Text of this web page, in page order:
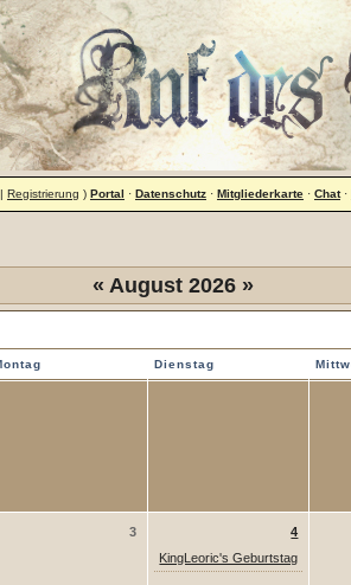
| Registrierung ) Portal · Datenschutz· Mitgliederkarte· Chat·
« August 2026 »
Dienstag
3
4
KingLeoric's Geburtstag